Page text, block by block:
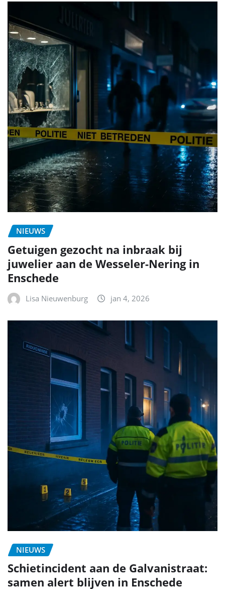
NIEUWS
Getuigen gezocht na inbraak bij
juwelier aan de Wesseler-Nering in
Enschede
Lisa Nieuwenburg jan 4, 2026
NIEUWS
Schietincident aan de Galvanistraat:
samen alert blijven in Enschede